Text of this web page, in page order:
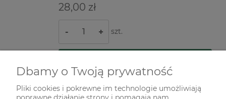
28,00 zł
- + szt.
Dbamy o Twoją prywatność
Pliki cookies i pokrewne im technologie umożliwiają